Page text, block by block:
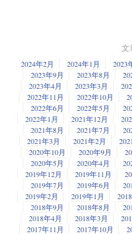
文
2024年2月 2024年1月 2023
2023年9月
2023年8月
2023年4月
2023年3月
2022年11月
2022年10月
2022年6月
2022年5月
2022年1月
2021年12月
2021年8月
2021年7月
2021年3月
2021年2月
2020年10月
2020年9月
2020年5月
2020年4月
2019年12月
2019年11月
2019年7月
2019年6月
2019年2月
2019年1月
2018年9月
2018年8月
2018年4月
2018年3月
2017年11月
2017年10月